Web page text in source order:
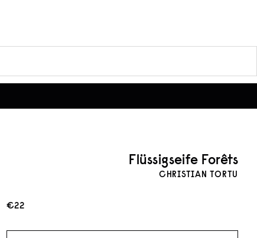
Flüssigseife Forêts
CHRISTIAN TORTU
Angebot
€22